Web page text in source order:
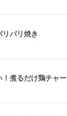
パリ焼き
！煮るだけ鶏チャー